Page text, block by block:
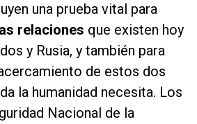
una prueba vital para
relaciones que existen hoy
y Rusia, y también para
de estos dos
la humanidad necesita. Los
Nacional de la